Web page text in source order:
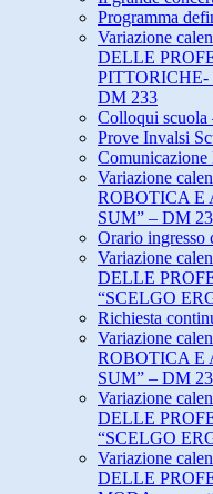
Programma
Variazione
DELLE
PITTORICHE-
DM 233
Colloqui scuola
Prove Invalsi
Comunicazione
Variazione
ROBOTICA E
SUM” – DM
Orario ingresso
Variazione
DELLE
“SCELGO
Richiesta
Variazione
ROBOTICA E
SUM” – DM
Variazione
DELLE
“SCELGO
Variazione
DELLE